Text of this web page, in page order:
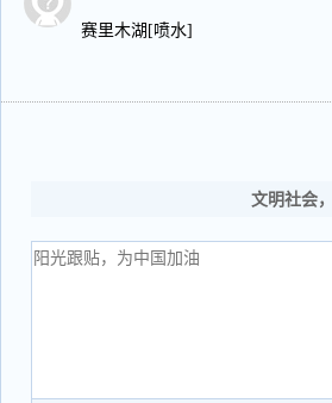
赛里木湖[喷水]
文明社会